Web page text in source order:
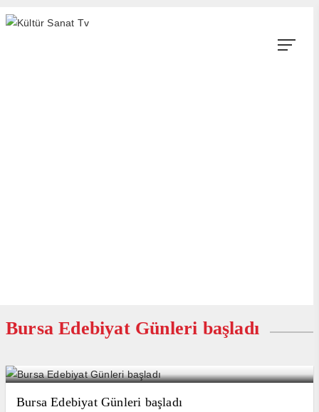
Bursa Edebiyat Günleri başladı
Bursa Edebiyat Günleri başladı